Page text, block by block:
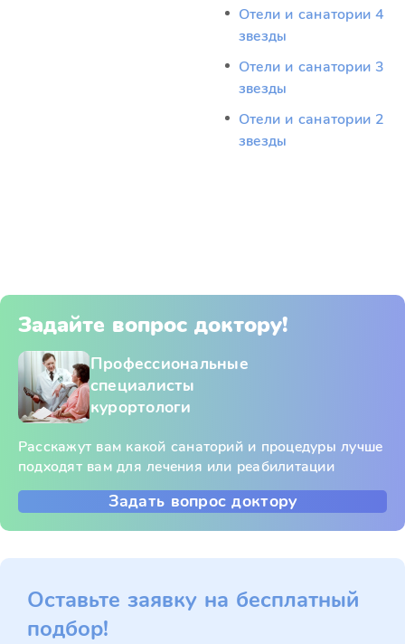
Отели и санатории 4
звезды
Отели и санатории 3
звезды
Отели и санатории 2
звезды
Задайте вопрос доктору!
Профессиональные
специалисты
курортологи
Расскажут вам какой санаторий и процедуры лучше
подходят вам для лечения или реабилитации
Задать вопрос доктору
Оставьте заявку на бесплатный
подбор!